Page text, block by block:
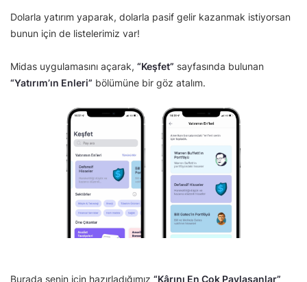
Dolarla yatırım yaparak, dolarla pasif gelir kazanmak istiyorsan
bunun için de listelerimiz var!
Midas uygulamasını açarak, “Keşfet” sayfasında bulunan
“Yatırım’ın Enleri” bölümüne bir göz atalım.
Burada senin için hazırladığımız “Kârını En Çok Paylaşanlar”